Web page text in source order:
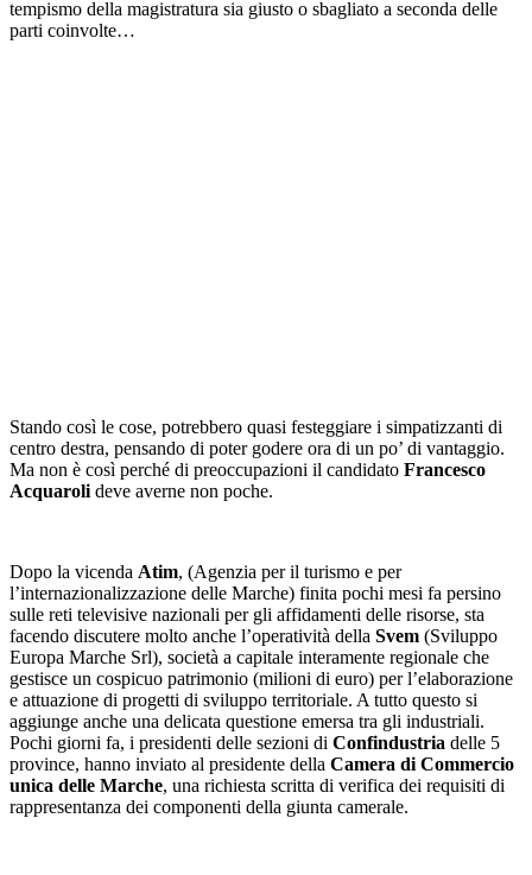
tempismo della magistratura sia giusto o sbagliato a seconda delle
parti coinvolte…
Stando così le cose, potrebbero quasi festeggiare i simpatizzanti di
centro destra, pensando di poter godere ora di un po’ di vantaggio.
Ma non è così perché di preoccupazioni il candidato Francesco
Acquaroli deve averne non poche.
Dopo la vicenda Atim, (Agenzia per il turismo e per
l’internazionalizzazione delle Marche) finita pochi mesi fa persino
sulle reti televisive nazionali per gli affidamenti delle risorse, sta
facendo discutere molto anche l’operatività della Svem (Sviluppo
Europa Marche Srl), società a capitale interamente regionale che
gestisce un cospicuo patrimonio (milioni di euro) per l’elaborazione
e attuazione di progetti di sviluppo territoriale. A tutto questo si
aggiunge anche una delicata questione emersa tra gli industriali.
Pochi giorni fa, i presidenti delle sezioni di Confindustria delle 5
province, hanno inviato al presidente della Camera di Commercio
unica delle Marche, una richiesta scritta di verifica dei requisiti di
rappresentanza dei componenti della giunta camerale.